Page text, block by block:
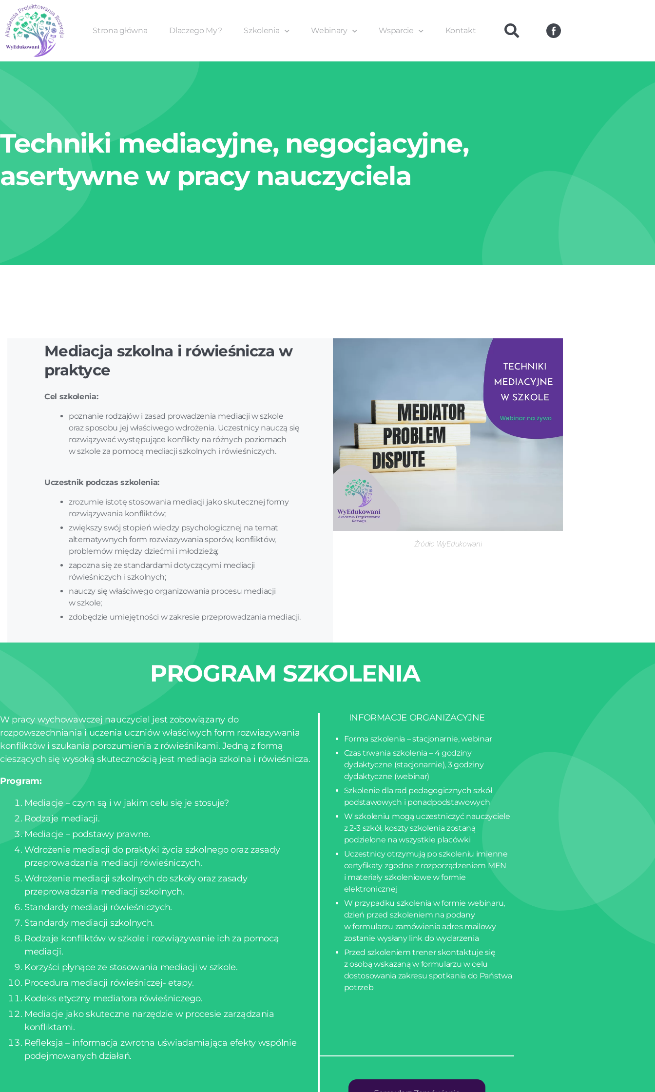
Strona główna Dlaczego My? Szkolenia Webinary Wsparcie Kontakt
Techniki mediacyjne, negocjacyjne,
asertywne w pracy nauczyciela
Mediacja szkolna i rówieśnicza w
praktyce
Cel szkolenia:
poznanie rodzajów i zasad prowadzenia mediacji w szkole
oraz sposobu jej właściwego wdrożenia. Uczestnicy nauczą się
rozwiązywać występujące konflikty na różnych poziomach
w szkole za pomocą mediacji szkolnych i rówieśniczych.
Uczestnik podczas szkolenia:
zrozumie istotę stosowania mediacji jako skutecznej formy
rozwiązywania konfliktów;
zwiększy swój stopień wiedzy psychologicznej na temat
alternatywnych form rozwiazywania sporów, konfliktów,
problemów między dziećmi i młodzieżą;
zapozna się ze standardami dotyczącymi mediacji
rówieśniczych i szkolnych;
nauczy się właściwego organizowania procesu mediacji
w szkole;
zdobędzie umiejętności w zakresie przeprowadzania mediacji.
Źródło WyEdukowani
PROGRAM SZKOLENIA
W pracy wychowawczej nauczyciel jest zobowiązany do
rozpowszechniania i uczenia uczniów właściwych form rozwiazywania
konfliktów i szukania porozumienia z rówieśnikami. Jedną z formą
cieszących się wysoką skutecznością jest mediacja szkolna i rówieśnicza.
Program:
Mediacje – czym są i w jakim celu się je stosuje?
Rodzaje mediacji.
Mediacje – podstawy prawne.
Wdrożenie mediacji do praktyki życia szkolnego oraz zasady
przeprowadzania mediacji rówieśniczych.
Wdrożenie mediacji szkolnych do szkoły oraz zasady
przeprowadzania mediacji szkolnych.
Standardy mediacji rówieśniczych.
Standardy mediacji szkolnych.
Rodzaje konfliktów w szkole i rozwiązywanie ich za pomocą
mediacji.
Korzyści płynące ze stosowania mediacji w szkole.
Procedura mediacji rówieśniczej- etapy.
Kodeks etyczny mediatora rówieśniczego.
Mediacje jako skuteczne narzędzie w procesie zarządzania
konfliktami.
Refleksja – informacja zwrotna uświadamiająca efekty wspólnie
podejmowanych działań.
INFORMACJE ORGANIZACYJNE
Forma szkolenia – stacjonarnie, webinar
Czas trwania szkolenia – 4 godziny
dydaktyczne (stacjonarnie), 3 godziny
dydaktyczne (webinar)
Szkolenie dla rad pedagogicznych szkół
podstawowych i ponadpodstawowych
W szkoleniu mogą uczestniczyć nauczyciele
z 2-3 szkół, koszty szkolenia zostaną
podzielone na wszystkie placówki
Uczestnicy otrzymują po szkoleniu imienne
certyfikaty zgodne z rozporządzeniem MEN
i materiały szkoleniowe w formie
elektronicznej
W przypadku szkolenia w formie webinaru,
dzień przed szkoleniem na podany
w formularzu zamówienia adres mailowy
zostanie wysłany link do wydarzenia
Przed szkoleniem trener skontaktuje się
z osobą wskazaną w formularzu w celu
dostosowania zakresu spotkania do Państwa
potrzeb